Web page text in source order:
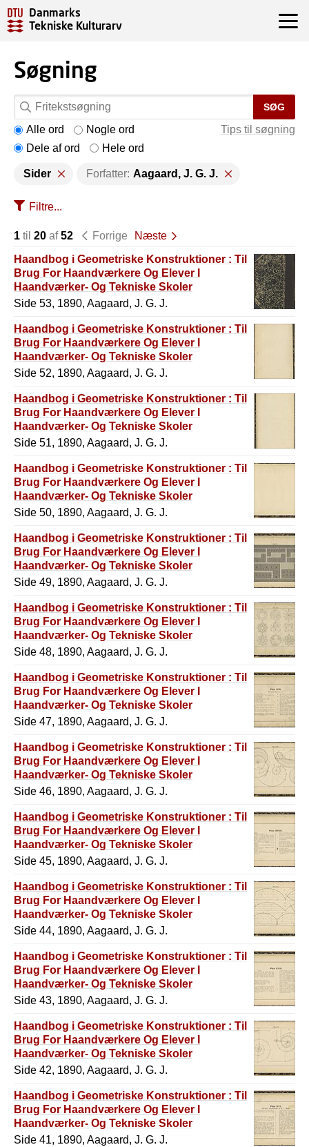
Danmarks
Tekniske Kulturarv
Søgning
SØG
Tips til søgning
Alle ord
Nogle ord
Dele af ord
Hele ord
Sider Forfatter: Aagaard, J. G. J.
Filtre...
1 til 20 af52 Forrige
Næste
Haandbog i Geometriske Konstruktioner : Til
Brug For Haandværkere Og Elever I
Haandværker- Og Tekniske Skoler
Side 53, 1890, Aagaard, J. G. J.
Haandbog i Geometriske Konstruktioner : Til
Brug For Haandværkere Og Elever I
Haandværker- Og Tekniske Skoler
Side 52, 1890, Aagaard, J. G. J.
Haandbog i Geometriske Konstruktioner : Til
Brug For Haandværkere Og Elever I
Haandværker- Og Tekniske Skoler
Side 51, 1890, Aagaard, J. G. J.
Haandbog i Geometriske Konstruktioner : Til
Brug For Haandværkere Og Elever I
Haandværker- Og Tekniske Skoler
Side 50, 1890, Aagaard, J. G. J.
Haandbog i Geometriske Konstruktioner : Til
Brug For Haandværkere Og Elever I
Haandværker- Og Tekniske Skoler
Side 49, 1890, Aagaard, J. G. J.
Haandbog i Geometriske Konstruktioner : Til
Brug For Haandværkere Og Elever I
Haandværker- Og Tekniske Skoler
Side 48, 1890, Aagaard, J. G. J.
Haandbog i Geometriske Konstruktioner : Til
Brug For Haandværkere Og Elever I
Haandværker- Og Tekniske Skoler
Side 47, 1890, Aagaard, J. G. J.
Haandbog i Geometriske Konstruktioner : Til
Brug For Haandværkere Og Elever I
Haandværker- Og Tekniske Skoler
Side 46, 1890, Aagaard, J. G. J.
Haandbog i Geometriske Konstruktioner : Til
Brug For Haandværkere Og Elever I
Haandværker- Og Tekniske Skoler
Side 45, 1890, Aagaard, J. G. J.
Haandbog i Geometriske Konstruktioner : Til
Brug For Haandværkere Og Elever I
Haandværker- Og Tekniske Skoler
Side 44, 1890, Aagaard, J. G. J.
Haandbog i Geometriske Konstruktioner : Til
Brug For Haandværkere Og Elever I
Haandværker- Og Tekniske Skoler
Side 43, 1890, Aagaard, J. G. J.
Haandbog i Geometriske Konstruktioner : Til
Brug For Haandværkere Og Elever I
Haandværker- Og Tekniske Skoler
Side 42, 1890, Aagaard, J. G. J.
Haandbog i Geometriske Konstruktioner : Til
Brug For Haandværkere Og Elever I
Haandværker- Og Tekniske Skoler
Side 41, 1890, Aagaard, J. G. J.